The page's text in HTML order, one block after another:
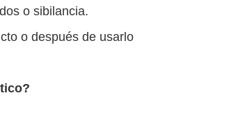
o sibilancia.
o después de usarlo